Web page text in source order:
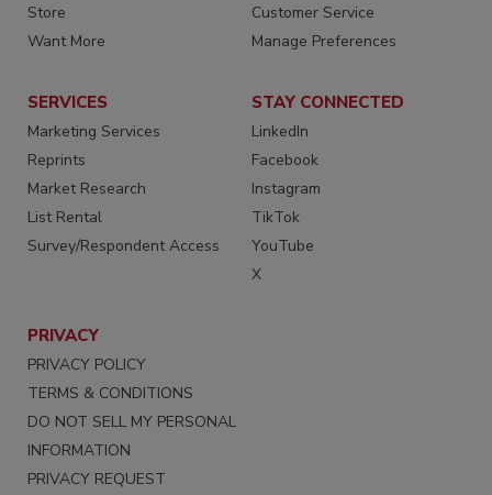
Store
Want More
Customer Service
Manage Preferences
SERVICES
Marketing Services
Reprints
Market Research
List Rental
Survey/Respondent Access
STAY CONNECTED
LinkedIn
Facebook
Instagram
TikTok
YouTube
X
PRIVACY
PRIVACY POLICY
TERMS & CONDITIONS
DO NOT SELL MY PERSONAL
INFORMATION
PRIVACY REQUEST